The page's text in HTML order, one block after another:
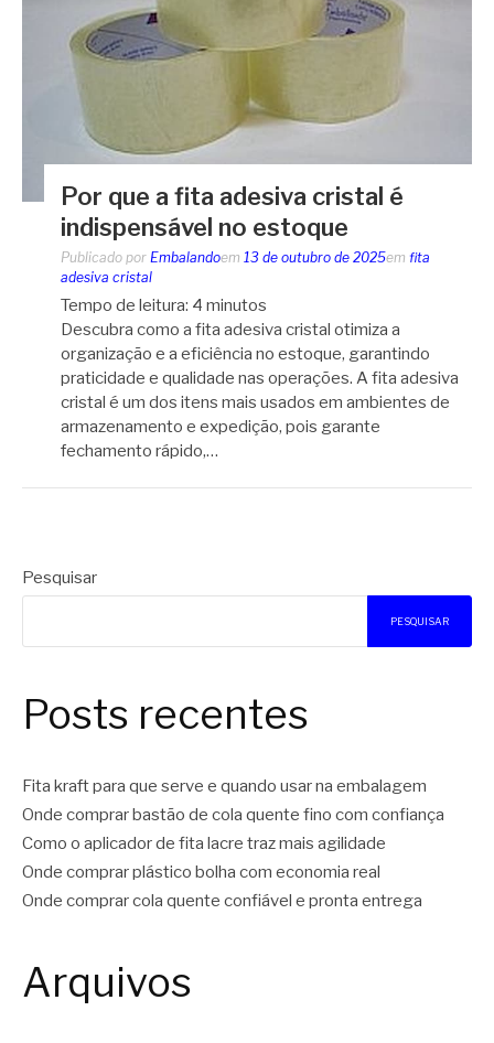
Por que a fita adesiva cristal é
indispensável no estoque
Publicado por Embalandoem 13 de outubro de 2025em fita
adesiva cristal
Tempo de leitura: 4 minutos
Descubra como a fita adesiva cristal otimiza a
organização e a eficiência no estoque, garantindo
praticidade e qualidade nas operações. A fita adesiva
cristal é um dos itens mais usados em ambientes de
armazenamento e expedição, pois garante
fechamento rápido,…
Pesquisar
PESQUISAR
Posts recentes
Fita kraft para que serve e quando usar na embalagem
Onde comprar bastão de cola quente fino com confiança
Como o aplicador de fita lacre traz mais agilidade
Onde comprar plástico bolha com economia real
Onde comprar cola quente confiável e pronta entrega
Arquivos